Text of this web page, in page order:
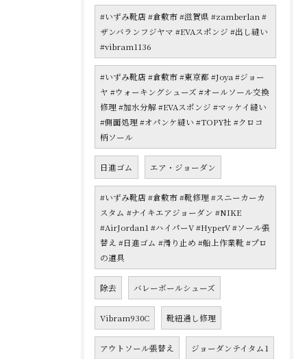
#いずみ靴店 #倉敷市 #滋賀県 #zamberlan #
ザンバランフジヤマ #EVAスポンジ #出し縫い
#vibram1136
#いずみ靴店 #倉敷市 #東京都 #Joya #ジョー
ヤ #ウォーキングシューズ #オールソール交換
修理 #加水分解 #EVAスポンジ #マッケイ縫い
#側面処理 #オパンケ縫い #TOPY社 #クロコ
柄ソール
日進ゴム エア・ジョーダン
#いずみ靴店 #倉敷市 #靴修理 #スニーカーカ
スタム #ナイキエアジョーダン #NIKE
#AirJordan1 #ハイパーV #HyperV #ソール張
替え #日進ゴム #滑り止め #船上作業靴 #プロ
の道具
除去 バレーボールシューズ
Vibram930C 靴紐通し修理
アウトソール張替え ジョーダンテイタム1